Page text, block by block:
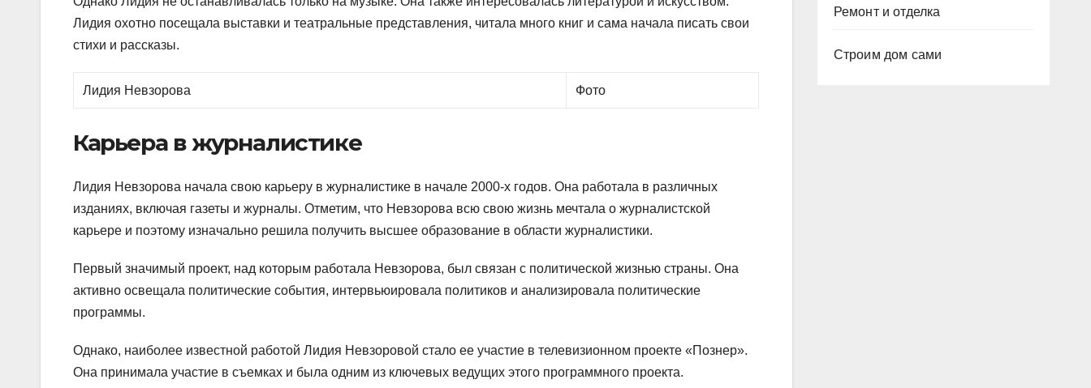
Лидия охотно посещала выставки и театральные представления, читала много книг и сама начала писать свои
стихи и рассказы.
Лидия Невзорова Фото
Карьера в журналистике
Лидия Невзорова начала свою карьеру в журналистике в начале 2000-х годов. Она работала в различных
изданиях, включая газеты и журналы. Отметим, что Невзорова всю свою жизнь мечтала о журналистской
карьере и поэтому изначально решила получить высшее образование в области журналистики.
Первый значимый проект, над которым работала Невзорова, был связан с политической жизнью страны. Она
активно освещала политические события, интервьюировала политиков и анализировала политические
программы.
Однако, наиболее известной работой Лидия Невзоровой стало ее участие в телевизионном проекте «Познер».
Она принимала участие в съемках и была одним из ключевых ведущих этого программного проекта.
Ремонт и отделка
Строим дом сами